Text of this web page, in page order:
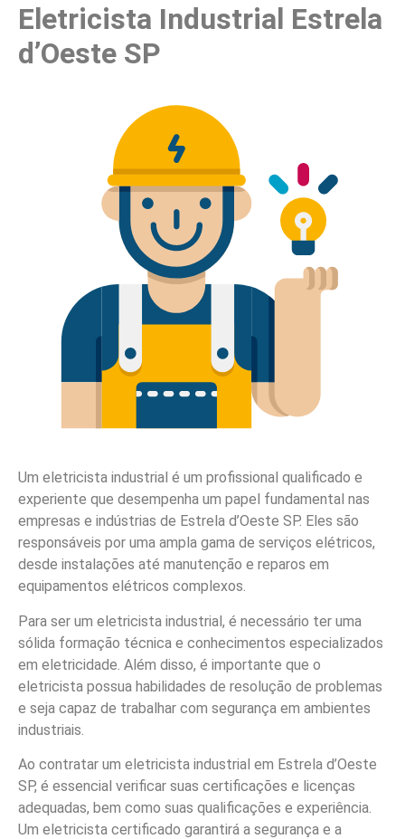
Eletricista Industrial Estrela
d’Oeste SP
Um eletricista industrial é um profissional qualificado e
experiente que desempenha um papel fundamental nas
empresas e indústrias de Estrela d’Oeste SP. Eles são
responsáveis por uma ampla gama de serviços elétricos,
desde instalações até manutenção e reparos em
equipamentos elétricos complexos.
Para ser um eletricista industrial, é necessário ter uma
sólida formação técnica e conhecimentos especializados
em eletricidade. Além disso, é importante que o
eletricista possua habilidades de resolução de problemas
e seja capaz de trabalhar com segurança em ambientes
industriais.
Ao contratar um eletricista industrial em Estrela d’Oeste
SP, é essencial verificar suas certificações e licenças
adequadas, bem como suas qualificações e experiência.
Um eletricista certificado garantirá a segurança e a